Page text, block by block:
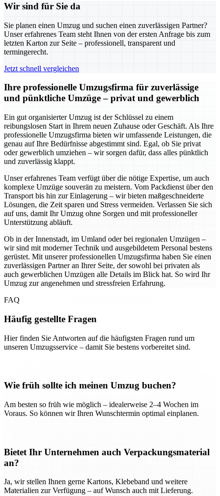
Wir sind für Sie da
Sie planen einen Umzug und suchen einen zuverlässigen Partner?
Unser erfahrenes Team steht Ihnen von der ersten Anfrage bis zum
letzten Karton zur Seite – professionell, transparent und
termingerecht.
Jetzt schnell vergleichen
Ihre professionelle Umzugsfirma für zuverlässige
und pünktliche Umzüge – privat und gewerblich
Ein gut organisierter Umzug ist der Schlüssel zu einem
reibungslosen Start in Ihrem neuen Zuhause oder Geschäft. Als Ihre
professionelle Umzugsfirma bieten wir umfassende Leistungen, die
genau auf Ihre Bedürfnisse abgestimmt sind. Egal, ob Sie privat
oder gewerblich umziehen – wir sorgen dafür, dass alles pünktlich
und zuverlässig klappt.
Unser erfahrenes Team verfügt über die nötige Expertise, um auch
komplexe Umzüge souverän zu meistern. Vom Packdienst über den
Transport bis hin zur Einlagerung – wir bieten maßgeschneiderte
Lösungen, die Zeit sparen und Stress vermeiden. Verlassen Sie sich
auf uns, damit Ihr Umzug ohne Sorgen und mit professioneller
Unterstützung abläuft.
Ob in der Innenstadt, im Umland oder bei regionalen Umzügen –
wir sind mit moderner Technik und ausgebildetem Personal bestens
gerüstet. Mit unserer professionellen Umzugsfirma haben Sie einen
zuverlässigen Partner an Ihrer Seite, der sowohl bei privaten als
auch gewerblichen Umzügen alle Details im Blick hat. So wird Ihr
Umzug zur angenehmen und stressfreien Erfahrung.
FAQ
Häufig gestellte Fragen
Hier finden Sie Antworten auf die häufigsten Fragen rund um
unseren Umzugsservice – damit Sie bestens vorbereitet sind.
Wie früh sollte ich meinen Umzug buchen?
Am besten so früh wie möglich – idealerweise 2–4 Wochen im
Voraus. So können wir Ihren Wunschtermin optimal einplanen.
Bietet Ihr Unternehmen auch Verpackungsmaterial
an?
Ja, wir stellen Ihnen gerne Kartons, Klebeband und weitere
Materialien zur Verfügung – auf Wunsch auch mit Lieferung.